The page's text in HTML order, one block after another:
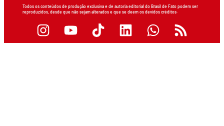
Todos os conteúdos de produção exclusiva e de autoria editorial do Brasil de Fato podem ser
reproduzidos, desde que não sejam alterados e que se deem os devidos créditos.